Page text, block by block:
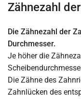
Zähnezahl
Die Zähnezahl der
Durchmesser.
Je höher die
Die Zähne des
Zahnlücken des